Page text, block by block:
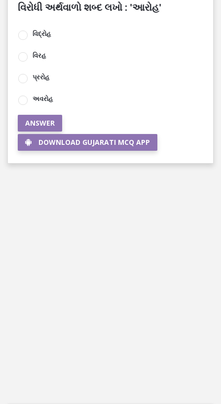
વિરોધી અર્થવાળો શબ્દ લખો : 'આરોહ'
વિદ્રોહ
વિરહ
પ્રરોહ
અવરોહ
ANSWER
DOWNLOAD GUJARATI MCQ APP